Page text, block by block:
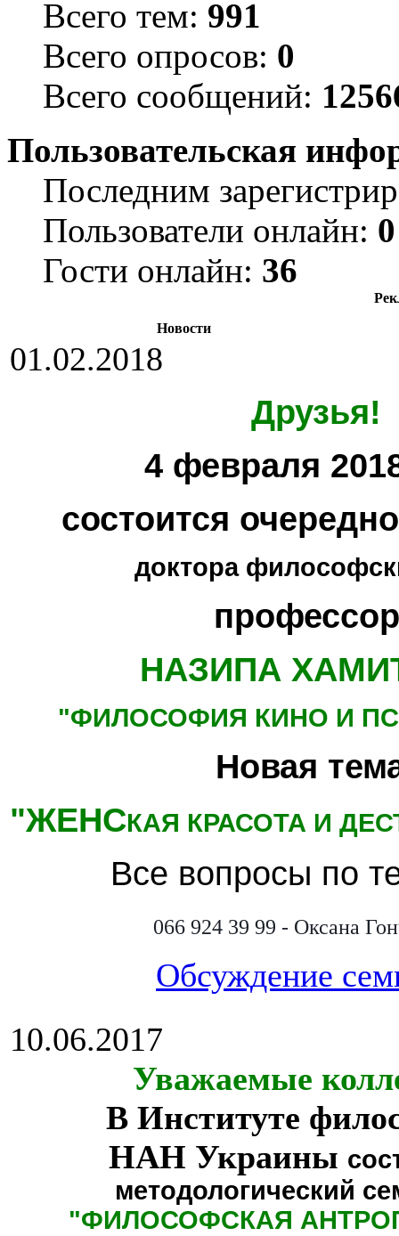
Всего тем: 991
Всего опросов: 0
Всего сообщений:
Пользовательская
Последним
Пользователи онлайн: 0
Гости онлайн: 36
Новости
01.02.2018
Друзья!
4 февраля
состоится
доктора
НАЗИПА
"ФИЛОСОФИЯ КИНО И
Новая
"ЖЕНСКАЯ КРАСОТА И
Все вопросы по
066 924 39 99 - Оксана
Обсуждение
10.06.2017
Уважаемые
В Институте
НАН Украины
методологический
"ФИЛОСОФСКАЯ